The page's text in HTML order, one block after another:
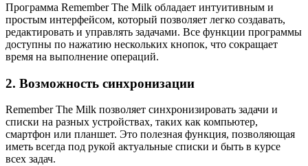
Программа Remember The Milk обладает интуитивным и
простым интерфейсом, который позволяет легко создавать,
редактировать и управлять задачами. Все функции программы
доступны по нажатию нескольких кнопок, что сокращает
время на выполнение операций.
2. Возможность синхронизации
Remember The Milk позволяет синхронизировать задачи и
списки на разных устройствах, таких как компьютер,
смартфон или планшет. Это полезная функция, позволяющая
иметь всегда под рукой актуальные списки и быть в курсе
всех задач.